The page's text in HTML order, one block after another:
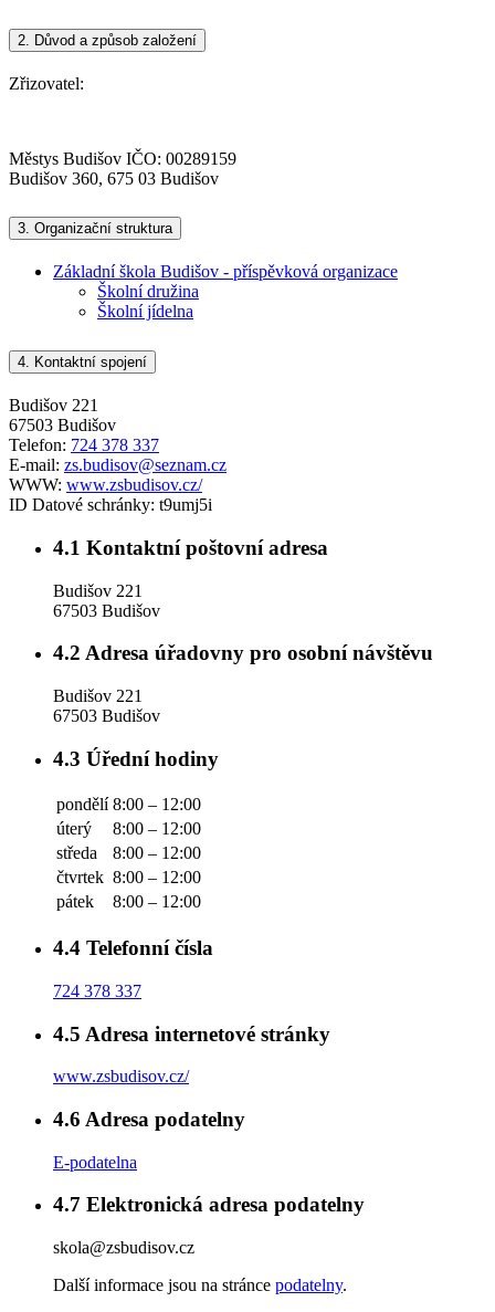
2. Důvod a způsob založení
Zřizovatel:
Městys Budišov IČO: 00289159
Budišov 360, 675 03 Budišov
3. Organizační struktura
Základní škola Budišov - příspěvková organizace
Školní družina
Školní jídelna
4. Kontaktní spojení
Budišov 221
67503 Budišov
Telefon: 724 378 337
E-mail: zs.budisov@seznam.cz
WWW: www.zsbudisov.cz/
ID Datové schránky: t9umj5i
4.1 Kontaktní poštovní adresa
Budišov 221
67503 Budišov
4.2 Adresa úřadovny pro osobní návštěvu
Budišov 221
67503 Budišov
4.3 Úřední hodiny
pondělí 8:00 – 12:00
úterý
8:00 – 12:00
středa
8:00 – 12:00
čtvrtek 8:00 – 12:00
pátek
8:00 – 12:00
4.4 Telefonní čísla
724 378 337
4.5 Adresa internetové stránky
www.zsbudisov.cz/
4.6 Adresa podatelny
E-podatelna
4.7 Elektronická adresa podatelny
skola@zsbudisov.cz
Další informace jsou na stránce podatelny.